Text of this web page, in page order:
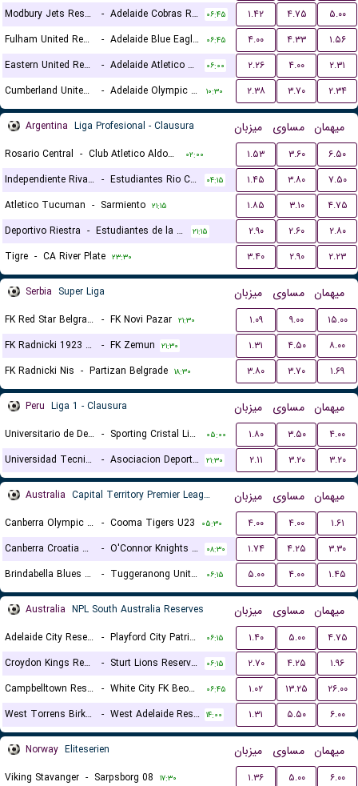
Modbury Jets Reserves
- Adelaide Cobras Reserves ۰۶:۴۵ ۱.۴۲ ۴.۷۵
۵.۰۰
Fulham United Reserves
- Adelaide Blue Eagles Reserves ۰۶:۴۵ ۴.۰۰ ۴.۳۳
۱.۵۶
Eastern United Reserves
- Adelaide Atletico Reserves ۰۶:۰۰ ۲.۲۶ ۴.۰۰
۲.۳۱
Cumberland United Reserves
- Adelaide Olympic FC Reserves ۱۰:۳۰ ۲.۳۸ ۳.۷۰ ۲.۳۴
Argentina Liga Profesional - Clausura میزبان مساوی میهمان
Rosario Central - Club Atletico Aldosivi ۰۲:۰۰ ۱.۵۳ ۳.۶۰
۶.۵۰
Independiente Rivadavia - Estudiantes Rio Cuarto ۰۴:۱۵ ۱.۴۵ ۳.۸۰
۷.۵۰
Atletico Tucuman - Sarmiento ۲۱:۱۵ ۱.۸۵ ۳.۱۰
۴.۷۵
Deportivo Riestra - Estudiantes de la Plata ۲۱:۱۵ ۲.۹۰ ۲.۶۰
۲.۸۰
Tigre - CA River Plate ۲۳:۳۰ ۳.۴۰ ۲.۹۰ ۲.۲۳
Serbia Super Liga میزبان مساوی میهمان
FK Red Star Belgrade (Crvena Zvezda) - FK Novi Pazar ۲۱:۳۰ ۱.۰۹ ۹.۰۰
۱۵.۰۰
FK Radnicki 1923 Kragujevac
- FK Zemun ۲۱:۳۰ ۱.۳۱ ۴.۵۰
۸.۰۰
FK Radnicki Nis - Partizan Belgrade ۱۸:۳۰ ۳.۸۰ ۳.۷۰ ۱.۶۹
Peru Liga 1 - Clausura میزبان مساوی میهمان
Universitario de Deportes - Sporting Cristal Lima ۰۵:۰۰ ۱.۸۰ ۳.۵۰
۴.۰۰
Universidad Tecnica de Cajamarca
- Asociacion Deportiva Tarma ۲۱:۳۰ ۲.۱۱ ۳.۲۰ ۳.۲۰
Australia Capital Territory Premier League U23 میزبان مساوی میهمان
Canberra Olympic U23 - Cooma Tigers U23 ۰۵:۳۰ ۴.۰۰ ۴.۰۰
۱.۶۱
Canberra Croatia U23
- O'Connor Knights U23 ۰۸:۳۰ ۱.۷۴ ۴.۲۵
۳.۳۰
Brindabella Blues U23
- Tuggeranong United U23 ۰۶:۱۵ ۵.۰۰ ۴.۰۰ ۱.۴۵
Australia NPL South Australia Reserves میزبان مساوی میهمان
Adelaide City Reserves - Playford City Patriots Reserves ۰۶:۱۵ ۱.۴۰ ۵.۰۰
۴.۷۵
Croydon Kings Reserves
- Sturt Lions Reserves ۰۶:۱۵ ۲.۷۰ ۴.۲۵
۱.۹۶
Campbelltown Reserves - White City FK Beograd Reserve ۰۶:۴۵ ۱.۰۲ ۱۳.۲۵
۲۶.۰۰
West Torrens Birkalla Reserves
- West Adelaide Reserves ۱۴:۰۰ ۱.۳۱ ۵.۵۰ ۶.۰۰
Norway Eliteserien میزبان مساوی میهمان
Viking Stavanger - Sarpsborg 08 ۱۷:۳۰ ۱.۳۶ ۵.۰۰
۶.۰۰